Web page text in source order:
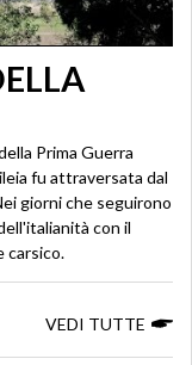
Prima Guerra
fu attraversata dal
giorni che seguirono
con il
carsico.
VEDI TUTTE